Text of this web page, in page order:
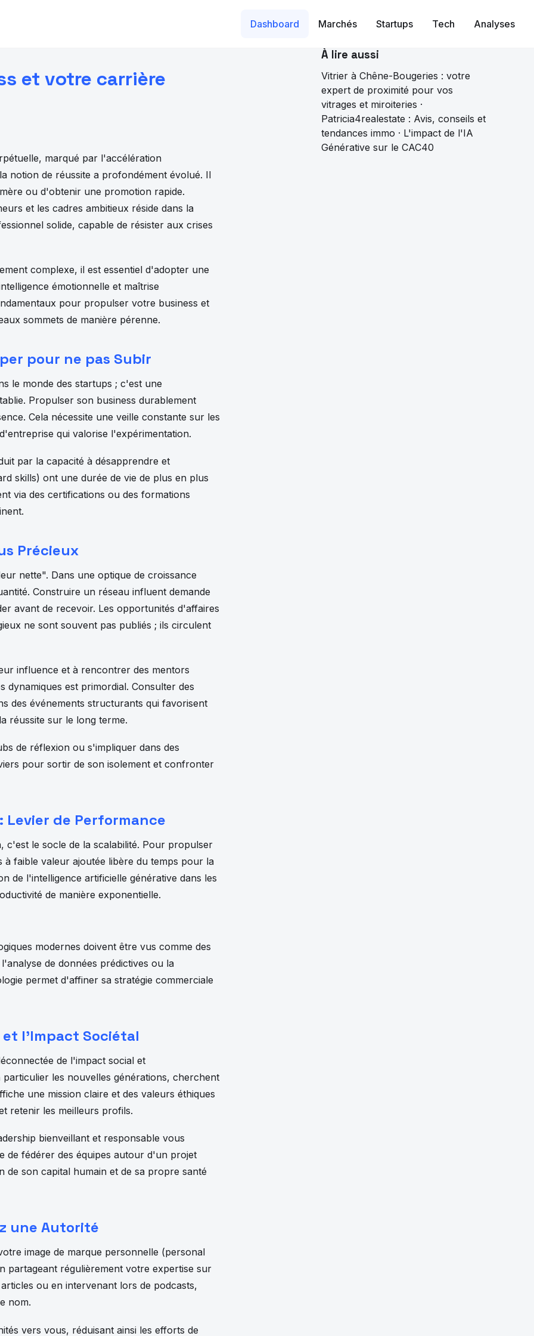
Dashboard Marchés Startups Tech Analyses
et votre carrière
marqué par l'accélération
notion de réussite a profondément évolué. Il
ou d'obtenir une promotion rapide.
et les cadres ambitieux réside dans la
solide, capable de résister aux crises
complexe, il est essentiel d'adopter une
émotionnelle et maîtrise
pour propulser votre business et
sommets de manière pérenne.
pour ne pas Subir
le monde des startups ; c'est une
Propulser son business durablement
Cela nécessite une veille constante sur les
qui valorise l'expérimentation.
par la capacité à désapprendre et
skills) ont une durée de vie de plus en plus
via des certifications ou des formations
Précieux
nette". Dans une optique de croissance
Construire un réseau influent demande
avant de recevoir. Les opportunités d'affaires
ne sont souvent pas publiés ; ils circulent
influence et à rencontrer des mentors
dynamiques est primordial. Consulter des
des événements structurants qui favorisent
réussite sur le long terme.
de réflexion ou s'impliquer dans des
pour sortir de son isolement et confronter
de Performance
c'est le socle de la scalabilité. Pour propulser
faible valeur ajoutée libère du temps pour la
de l'intelligence artificielle générative dans les
de manière exponentielle.
modernes doivent être vus comme des
de données prédictives ou la
permet d'affiner sa stratégie commerciale
et l'Impact Sociétal
de l'impact social et
les nouvelles générations, cherchent
une mission claire et des valeurs éthiques
retenir les meilleurs profils.
bienveillant et responsable vous
de fédérer des équipes autour d'un projet
de son capital humain et de sa propre santé
une Autorité
image de marque personnelle (personal
partageant régulièrement votre expertise sur
ou en intervenant lors de podcasts,
nom.
vers vous, réduisant ainsi les efforts de
À lire aussi
Vitrier à Chêne-Bougeries : votre
expert de proximité pour vos
vitrages et miroiteries ·
Patricia4realestate : Avis, conseils et
tendances immo · L'impact de l'IA
Générative sur le CAC40